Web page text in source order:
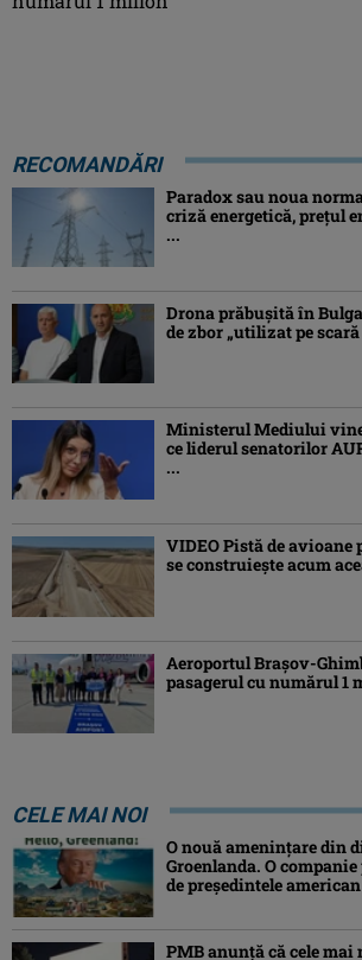
RECOMANDĂRI
Paradox sau noua
criză energetică, prețul
...
Drona prăbuşită în
de zbor „utilizat pe scară
Ministerul Mediului
ce liderul senatorilor
...
VIDEO Pistă de avioane
se construiește acum
Aeroportul Brașov-
pasagerul cu numărul 1
CELE MAI NOI
O nouă amenințare din
Groenlanda. O
de președintele
PMB anunță că cele mai